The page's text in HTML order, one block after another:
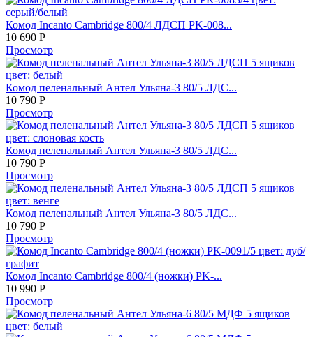
Комод Incanto Cambridge 800/4 ЛДСП PK-008...
10 690 Р
Просмотр
Комод пеленальный Антел Ульяна-3 80/5 ЛДС...
10 790 Р
Просмотр
Комод пеленальный Антел Ульяна-3 80/5 ЛДС...
10 790 Р
Просмотр
Комод пеленальный Антел Ульяна-3 80/5 ЛДС...
10 790 Р
Просмотр
Комод Incanto Cambridge 800/4 (ножки) PK-...
10 990 Р
Просмотр